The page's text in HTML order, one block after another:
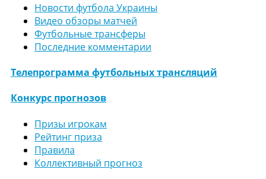
Новости футбола Украины
Видео обзоры матчей
Футбольные трансферы
Последние комментарии
Телепрограмма футбольных трансляций
Конкурс прогнозов
Призы игрокам
Рейтинг приза
Правила
Коллективный прогноз